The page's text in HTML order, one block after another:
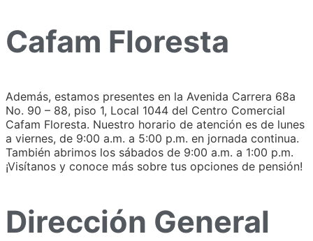
Cafam Floresta
Además, estamos presentes en la Avenida Carrera 68a
No. 90 – 88, piso 1, Local 1044 del Centro Comercial
Cafam Floresta. Nuestro horario de atención es de lunes
a viernes, de 9:00 a.m. a 5:00 p.m. en jornada continua.
También abrimos los sábados de 9:00 a.m. a 1:00 p.m.
¡Visítanos y conoce más sobre tus opciones de pensión!
Dirección General